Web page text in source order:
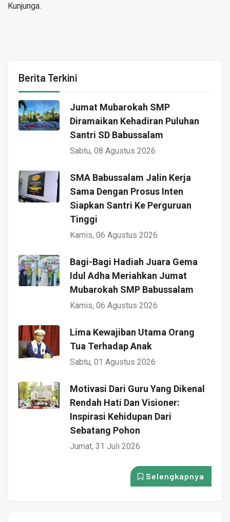
Kunjunga.
Berita Terkini
Jumat Mubarokah SMP
Diramaikan Kehadiran Puluhan
Santri SD Babussalam
Sabtu, 08 Agustus 2026
SMA Babussalam Jalin Kerja
Sama Dengan Prosus Inten
Siapkan Santri Ke Perguruan
Tinggi
Kamis, 06 Agustus 2026
Bagi-Bagi Hadiah Juara Gema
Idul Adha Meriahkan Jumat
Mubarokah SMP Babussalam
Kamis, 06 Agustus 2026
Lima Kewajiban Utama Orang
Tua Terhadap Anak
Sabtu, 01 Agustus 2026
Motivasi Dari Guru Yang Dikenal
Rendah Hati Dan Visioner:
Inspirasi Kehidupan Dari
Sebatang Pohon
Jumat, 31 Juli 2026
Selengkapnya